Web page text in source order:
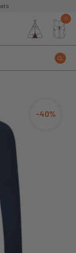
0
-40%